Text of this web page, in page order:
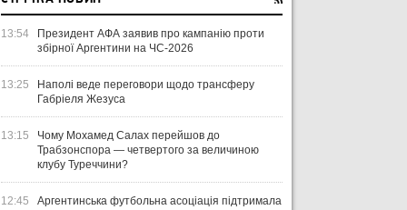
13:54
Президент АФА заявив про кампанію проти
збірної Аргентини на ЧС-2026
13:25
Наполі веде переговори щодо трансферу
Габріеля Жезуса
13:15
Чому Мохамед Салах перейшов до
Трабзонспора — четвертого за величиною
клубу Туреччини?
12:45
Аргентинська футбольна асоціація підтримала